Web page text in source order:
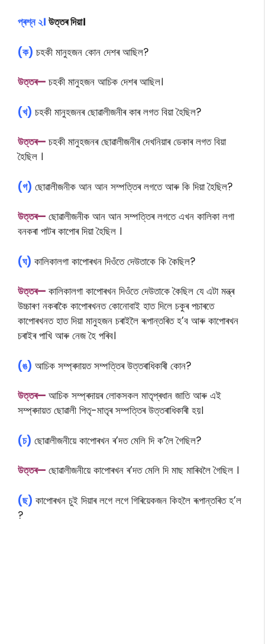
প্ৰশ্ন ২। উত্তৰ দিয়া।
(ক) চহকী মানুহজন কোন দেশৰ আছিল?
উত্তৰ— চহকী মানুহজন আচিক দেশৰ আছিল।
(খ) চহকী মানুহজনৰ ছোৱালীজনীৰ কাৰ লগত বিয়া হৈছিল?
উত্তৰ— চহকী মানুহজনৰ ছােৱালীজনীৰ দেখনিয়াৰ ডেকাৰ লগত বিয়া
হৈছিল ।
(গ) ছোৱালীজনীক আন আন সম্পত্তিৰ লগতে আৰু কি দিয়া হৈছিল?
উত্তৰ— ছােৱালীজনীক আন আন সম্পত্তিৰ লগতে এখন কালিকা লগা
বনকৰা পাটৰ কাপােৰ দিয়া হৈছিল ।
(ঘ) কালিকালগা কাপোৰখন দিওঁতে দেউতাকে কি কৈছিল?
উত্তৰ— কালিকালগা কাপোৰখন দিওঁতে দেউতাকে কৈছিল যে এটা মন্ত্ৰ
উচ্চাৰণ নকৰাকৈ কাপোৰখনত কোনোবাই হাত দিলে চকুৰ পচাৰতে
কাপোৰখনত হাত দিয়া মানুহজন চৰাইলৈ ৰূপান্তৰিত হ’ব আৰু কাপোৰখন
চৰাইৰ পাখি আৰু নেজ হৈ পৰিব।
(ঙ) আচিক সম্প্ৰদায়ত সম্পত্তিৰ উত্তৰাধিকাৰী কোন?
উত্তৰ— আচিক সম্প্ৰদায়ৰ লোকসকল মাতৃপ্ৰধান জাতি আৰু এই
সম্প্ৰদায়ত ছোৱালী পিতৃ-মাতৃৰ সম্পত্তিৰ উত্তৰাধিকাৰী হয়।
(চ) ছোৱালীজনীয়ে কাপোৰখন ৰ’দত মেলি দি ক’লৈ গৈছিল?
উত্তৰ— ছোৱালীজনীয়ে কাপােৰখন ৰ’দত মেলি দি মাছ মাৰিবলৈ গৈছিল ।
(ছ) কাপোৰখন চুই দিয়াৰ লগে লগে গিৰিয়েকজন কিহলৈ ৰূপান্তৰিত হ’ল
?